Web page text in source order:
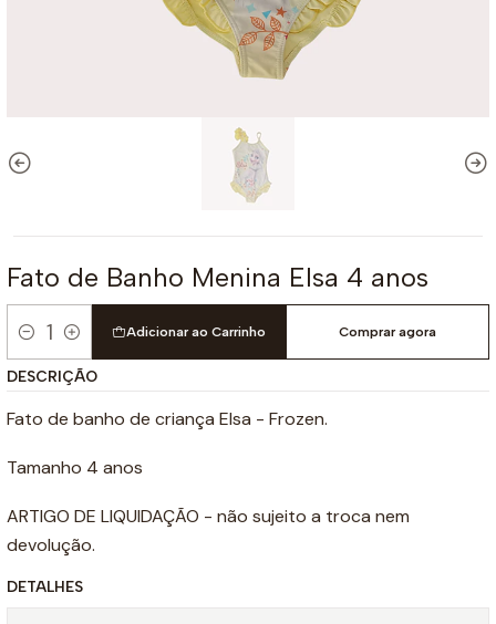
Fato de Banho Menina Elsa 4 anos
Quantidade
Adicionar ao Carrinho Comprar agora
DESCRIÇÃO
Fato de banho de criança Elsa - Frozen.
Tamanho 4 anos
ARTIGO DE LIQUIDAÇÃO - não sujeito a troca nem
devolução.
DETALHES